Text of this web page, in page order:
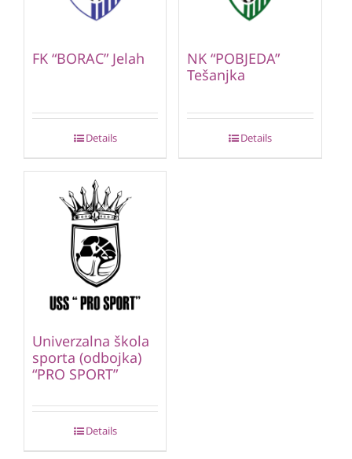
FK “BORAC” Jelah
Details
NK “POBJEDA”
Tešanjka
Details
Univerzalna škola
sporta (odbojka)
“PRO SPORT”
Details